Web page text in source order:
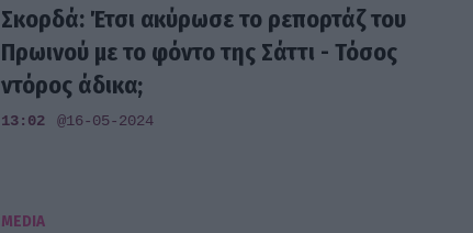
Σκορδά: Έτσι ακύρωσε το ρεπορτάζ του
Πρωινού με το φόντο της Σάττι - Τόσος
ντόρος άδικα;
13:02 @16-05-2024
MEDIA